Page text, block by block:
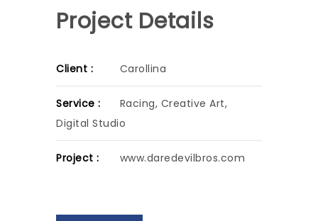
Project Details
Client : Carollina
Service :
Racing, Creative Art,
Digital Studio
Project : www.daredevilbros.com